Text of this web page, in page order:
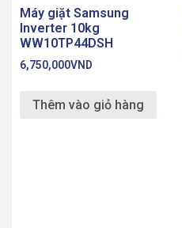
Máy giặt Samsung
Inverter 10kg
WW10TP44DSH
6,750,000VND
Thêm vào giỏ hàng